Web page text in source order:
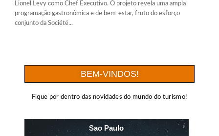
Lionel Levy como Chef Executivo. O projeto revela uma ampla
programação gastronômica e de bem-estar, fruto do esforço
conjunto da Société...
BEM-VINDOS!
Fique por dentro das novidades do mundo do turismo!
Sao Paulo